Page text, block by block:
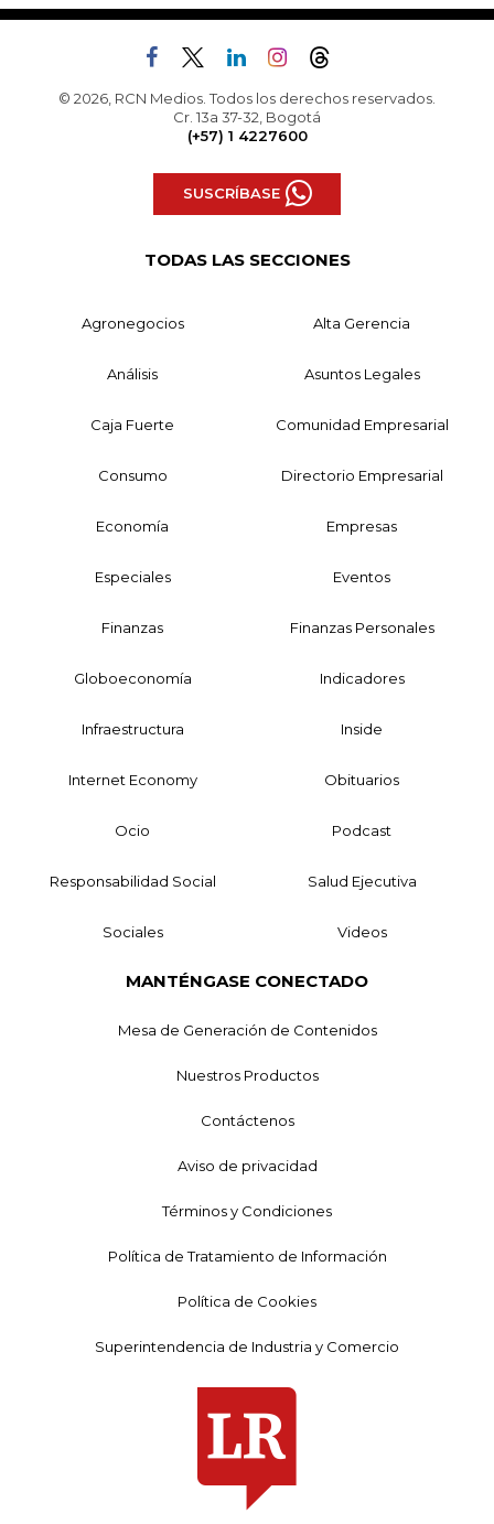
© 2026, RCN Medios. Todos los derechos reservados.
Cr. 13a 37-32, Bogotá
(+57) 1 4227600
SUSCRÍBASE
TODAS LAS SECCIONES
Agronegocios Alta Gerencia
Análisis Asuntos Legales
Caja Fuerte Comunidad Empresarial
Consumo Directorio Empresarial
Economía Empresas
Especiales Eventos
Finanzas Finanzas Personales
Globoeconomía Indicadores
Infraestructura Inside
Internet Economy Obituarios
Ocio Podcast
Responsabilidad Social Salud Ejecutiva
Sociales Videos
MANTÉNGASE CONECTADO
Mesa de Generación de Contenidos
Nuestros Productos
Contáctenos
Aviso de privacidad
Términos y Condiciones
Política de Tratamiento de Información
Política de Cookies
Superintendencia de Industria y Comercio